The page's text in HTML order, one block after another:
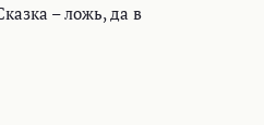
– ложь, да в